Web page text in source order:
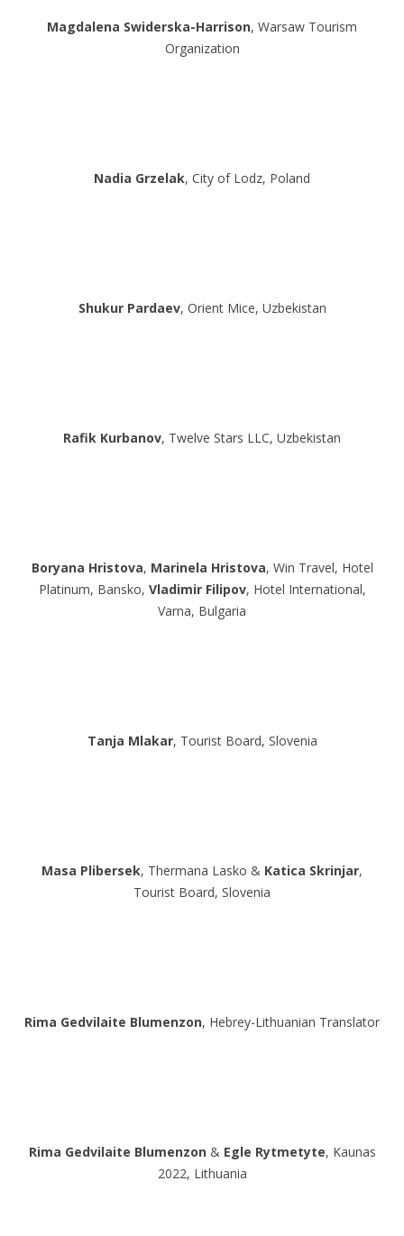
Magdalena Swiderska-Harrison, Warsaw Tourism
Organization
Nadia Grzelak, City of Lodz, Poland
Shukur Pardaev, Orient Mice, Uzbekistan
Rafik Kurbanov, Twelve Stars LLC, Uzbekistan
Boryana Hristova, Marinela Hristova, Win Travel, Hotel
Platinum, Bansko, Vladimir Filipov, Hotel International,
Varna, Bulgaria
Tanja Mlakar, Tourist Board, Slovenia
Masa Plibersek, Thermana Lasko & Katica Skrinjar,
Tourist Board, Slovenia
Rima Gedvilaite Blumenzon, Hebrey-Lithuanian Translator
Rima Gedvilaite Blumenzon& Egle Rytmetyte, Kaunas
2022, Lithuania